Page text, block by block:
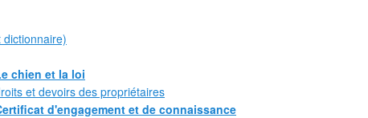
chien et la loi
et devoirs des propriétaires
d'engagement et de connaissance